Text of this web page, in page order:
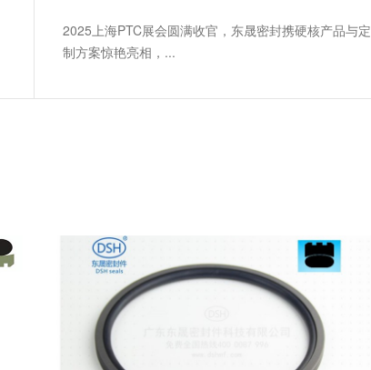
2025上海PTC展会圆满收官，东晟密封携硬核产品与定
制方案惊艳亮相，...